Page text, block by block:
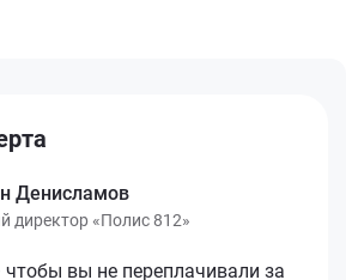
Денисламов
директор «Полис 812»
вы не переплачивали за